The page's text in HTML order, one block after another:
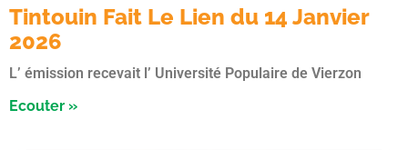
Tintouin Fait Le Lien du 14 Janvier
2026
L’ émission recevait l’ Université Populaire de Vierzon
Ecouter »